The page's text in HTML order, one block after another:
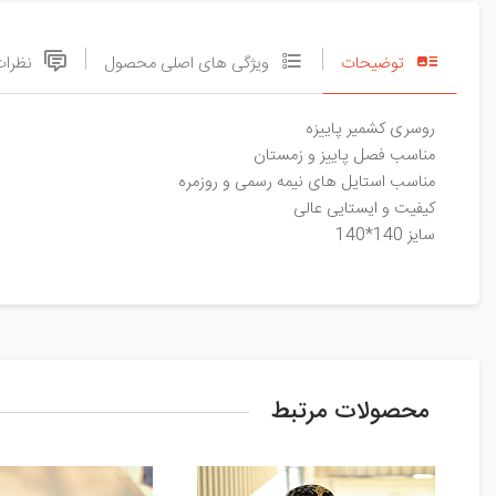
توضیحات ویژگی های اصلی محصول
روسری کشمیر پاییزه
مناسب فصل پاییز و زمستان
مناسب استایل های نیمه رسمی و روزمره
کیفیت و ایستایی عالی
سایز 140*140
محصولات مرتبط